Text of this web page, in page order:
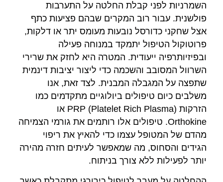
השמרניות לפני קבלת החלטה על התערבות
פולשנית. עבור רוב המקרים שבהם פציעות כתף
אצל שחקני כדורסל נובעות מעומס יתר או דלקות,
פרוטוקול הטיפול יתמקד במנוחה פעילה
ובפיזיותרפיה ייעודית. המטרה היא לחזק את שרירי
השרוול המסובב והשכמה כדי ליצור יציבות דינמית
שתפצה על המגבלה המבנית. לצד זאת, אנו
משלבים כיום טיפולים ביולוגיים מתקדמים כמו
הזרקות PRP (Platelet Rich Plasma) או
Orthokine. טיפולים אלו רותמים את גורמי הצמיחה
מהדם של המטופל עצמו כדי להאיץ את ריפוי
הגידים והסחוס, מה שמאפשר לעיתים חזרה מהירה
יותר לפעילות ללא צורך בניתוח.